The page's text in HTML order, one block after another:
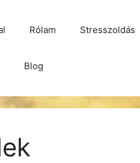
Rólam Stresszoldás
Blog